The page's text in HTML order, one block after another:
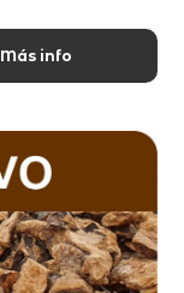
Más info